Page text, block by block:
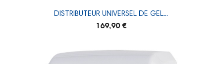
DISTRIBUTEUR UNIVERSEL DE GEL...
169,90 €